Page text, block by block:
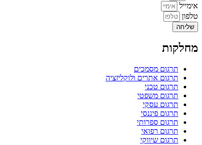
אימייל
טלפון
שליחה
מחלקות
תרגום מסמכים
תרגום אתרים ולוקליזציה
תרגום טכני
תרגום משפטי
תרגום עסקי
תרגום פיננסי
תרגום ספרותי
תרגום רפואי
תרגום שיווקי